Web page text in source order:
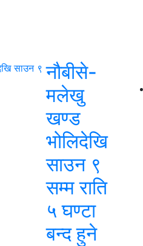
नौबीसे-
मलेखु
खण्ड
भोलिदेखि
साउन ९
सम्म राति
५ घण्टा
बन्द हुने